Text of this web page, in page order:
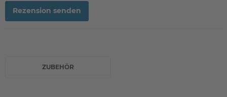
Rezension senden
ZUBEHÖR